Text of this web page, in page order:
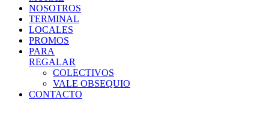
NOSOTROS
TERMINAL
LOCALES
PROMOS
PARA
REGALAR
COLECTIVOS
VALE OBSEQUIO
CONTACTO